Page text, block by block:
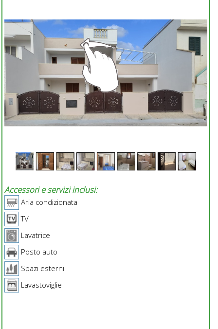
Accessori e servizi inclusi:
Aria condizionata
TV
Lavatrice
Posto auto
Spazi esterni
Lavastoviglie